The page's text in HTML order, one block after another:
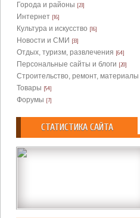
Города и районы [23]
Интернет [16]
Культура и искусство [16]
Новости и СМИ [33]
Отдых, туризм, развлечения [64]
Персональные сайты и блоги [20]
Строительство, ремонт, материалы
Товары [54]
Форумы [7]
СТАТИСТИКА САЙТА